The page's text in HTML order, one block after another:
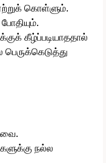
கொள்ளும்.
கீழ்ப்படியாததால்
நல்ல